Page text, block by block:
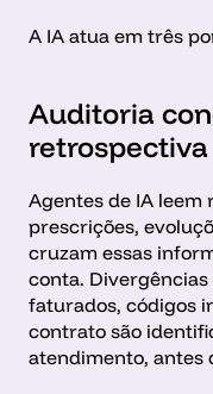
A IA atua em três
Auditoria
retrospectiva
Agentes de IA
prescrições,
cruzam essas
conta.
faturados, códigos
contrato são
atendimento, antes